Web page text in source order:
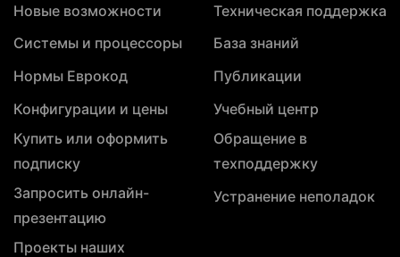
Новые возможности
Системы и процессоры
Нормы Еврокод
Конфигурации и цены
Купить или оформить
подписку
Запросить онлайн-
презентацию
Проекты наших
Техническая поддержка
База знаний
Публикации
Учебный центр
Обращение в
техподдержку
Устранение неполадок